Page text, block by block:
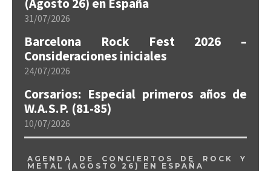
(Agosto 26) en España
31/07/2026
Barcelona Rock Fest 2026 –
Consideraciones iniciales
24/07/2026
Corsarios: Especial primeros años de
W.A.S.P. (81-85)
10/07/2026
AGENDA DE CONCIERTOS DE ROCK Y
METAL (AGOSTO 26) EN ESPAÑA